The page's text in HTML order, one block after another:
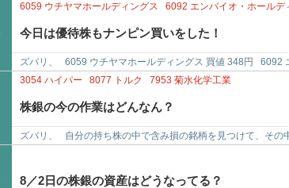
6059 ウチヤマホールディングス 6092 エンバイオ・ホールデ
今日は優待株もナンピン買いをした！
ズバリ、 6059 ウチヤマホールディングス 買値 348円
3054 ハイパー 8077 トルク 7953 菊水化学工業
株銀の今の作業はどんなん？
ズバリ、 自分の持ち株の中で含み損の銘柄を見つけて、そ
8／2日の株銀の資産はどうなってる？